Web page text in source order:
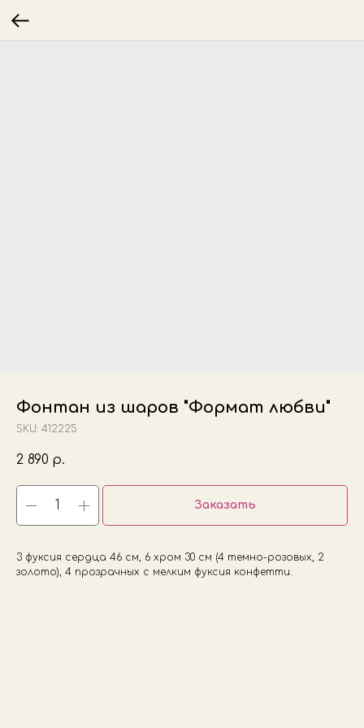
Фонтан из шаров "Формат любви"
SKU: 412225
2 890 р.
Заказать
3 фуксия сердца 46 см, 6 хром 30 см (4 темно-розовых, 2
золото), 4 прозрачных с мелким фуксия конфетти.